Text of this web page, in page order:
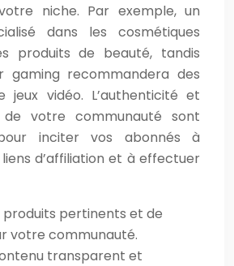
niche. Par exemple, un
dans les cosmétiques
produits de beauté, tandis
gaming recommandera des
jeux vidéo. L’authenticité et
de votre communauté sont
inciter vos abonnés à
d’affiliation et à effectuer
produits pertinents et de
votre communauté.
transparent et